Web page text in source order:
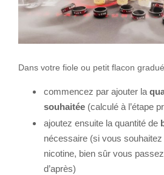
Dans votre fiole ou petit flacon
commencez par ajouter la
souhaitée (calculé à l’étape
ajoutez ensuite la quantité de
nécessaire (si vous
nicotine, bien sûr vous
d’après)